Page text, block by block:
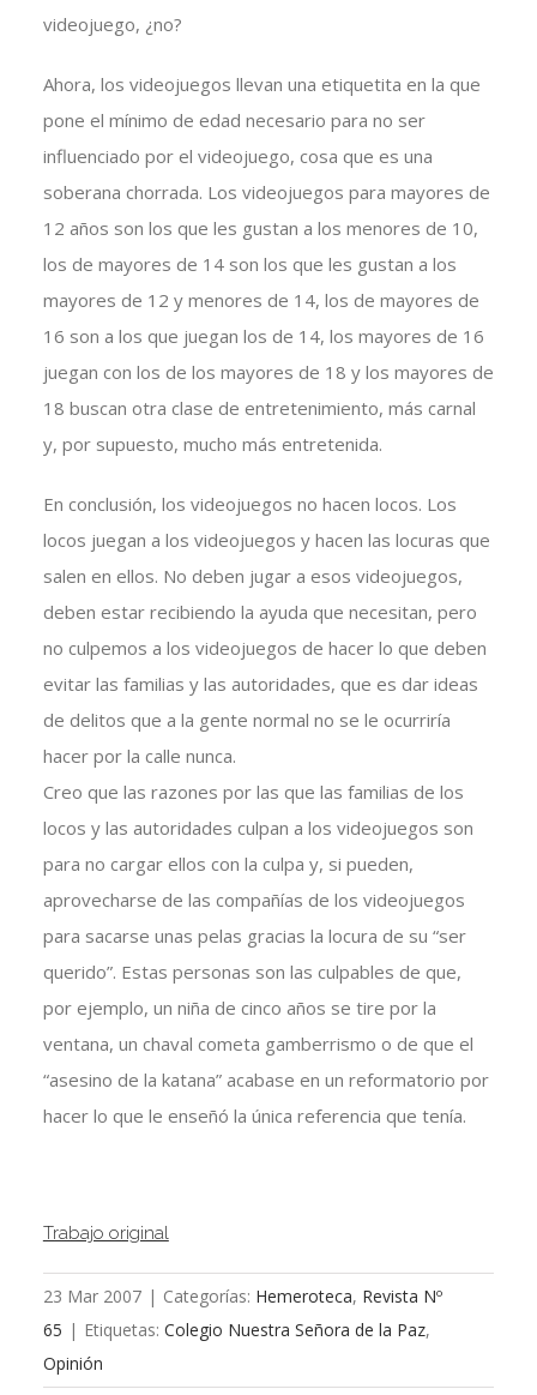
videojuego, ¿no?
Ahora, los videojuegos llevan una etiquetita en la que
pone el mínimo de edad necesario para no ser
influenciado por el videojuego, cosa que es una
soberana chorrada. Los videojuegos para mayores de
12 años son los que les gustan a los menores de 10,
los de mayores de 14 son los que les gustan a los
mayores de 12 y menores de 14, los de mayores de
16 son a los que juegan los de 14, los mayores de 16
juegan con los de los mayores de 18 y los mayores de
18 buscan otra clase de entretenimiento, más carnal
y, por supuesto, mucho más entretenida.
En conclusión, los videojuegos no hacen locos. Los
locos juegan a los videojuegos y hacen las locuras que
salen en ellos. No deben jugar a esos videojuegos,
deben estar recibiendo la ayuda que necesitan, pero
no culpemos a los videojuegos de hacer lo que deben
evitar las familias y las autoridades, que es dar ideas
de delitos que a la gente normal no se le ocurriría
hacer por la calle nunca.
Creo que las razones por las que las familias de los
locos y las autoridades culpan a los videojuegos son
para no cargar ellos con la culpa y, si pueden,
aprovecharse de las compañías de los videojuegos
para sacarse unas pelas gracias la locura de su “ser
querido”. Estas personas son las culpables de que,
por ejemplo, un niña de cinco años se tire por la
ventana, un chaval cometa gamberrismo o de que el
“asesino de la katana” acabase en un reformatorio por
hacer lo que le enseñó la única referencia que tenía.
Trabajo original
23 Mar 2007 | Categorías: Hemeroteca, Revista Nº
65 | Etiquetas: Colegio Nuestra Señora de la Paz,
Opinión